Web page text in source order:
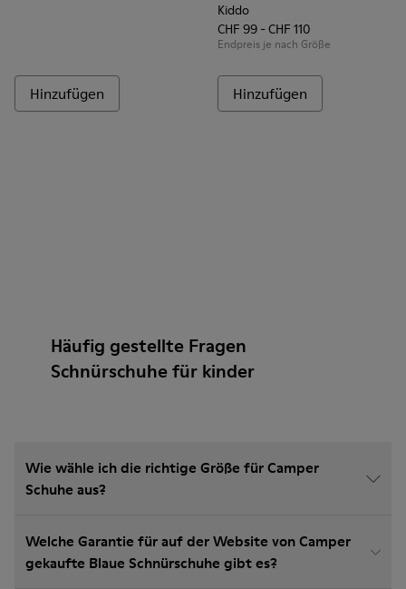
Hinzufügen
Kiddo
CHF 99 - CHF 110
Endpreis je nach Größe
Hinzufügen
Häufig gestellte Fragen
Schnürschuhe für kinder
Wie wähle ich die richtige Größe für Camper
Schuhe aus?
Welche Garantie für auf der Website von Camper
gekaufte Blaue Schnürschuhe gibt es?